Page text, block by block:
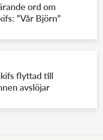
ord om
”Vår Björn”
flyttad till
avslöjar